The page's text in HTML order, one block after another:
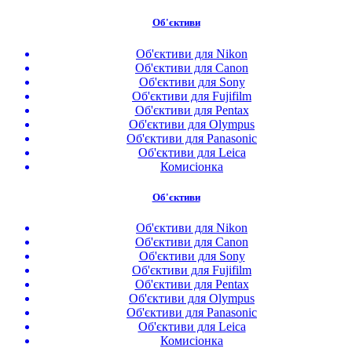
Об'єктиви
Об'єктиви для Nikon
Об'єктиви для Canon
Об'єктиви для Sony
Об'єктиви для Fujifilm
Об'єктиви для Pentax
Об'єктиви для Olympus
Об'єктиви для Panasonic
Об'єктиви для Leica
Комисіонка
Об'єктиви
Об'єктиви для Nikon
Об'єктиви для Canon
Об'єктиви для Sony
Об'єктиви для Fujifilm
Об'єктиви для Pentax
Об'єктиви для Olympus
Об'єктиви для Panasonic
Об'єктиви для Leica
Комисіонка